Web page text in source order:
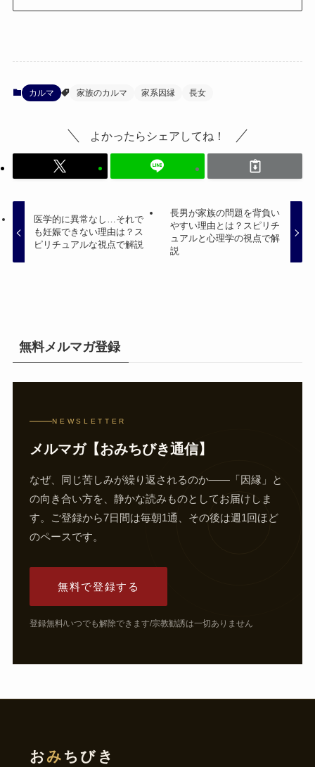
カルマ 家族のカルマ 家系因縁 長女
よかったらシェアしてね！
医学的に異常なし…それで
も妊娠できない理由は？ス
ピリチュアルな視点で解説
長男が家族の問題を背負い
やすい理由とは？スピリチ
ュアルと心理学の視点で解
説
無料メルマガ登録
NEWSLETTER
メルマガ【おみちびき通信】
なぜ、同じ苦しみが繰り返されるのか——「因縁」と
の向き合い方を、静かな読みものとしてお届けしま
す。ご登録から7日間は毎朝1通、その後は週1回ほど
のペースです。
無料で登録する
登録無料/いつでも解除できます/宗教勧誘は一切ありません
おみちびき